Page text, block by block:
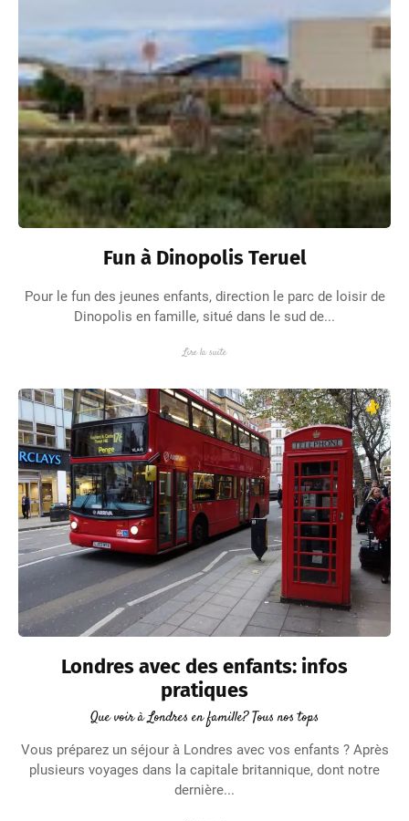
Fun à Dinopolis Teruel
Pour le fun des jeunes enfants, direction le parc de loisir de
Dinopolis en famille, situé dans le sud de...
Lire la suite
Londres avec des enfants: infos
pratiques
Que voir à Londres en famille? Tous nos tops
Vous préparez un séjour à Londres avec vos enfants ? Après
plusieurs voyages dans la capitale britannique, dont notre
dernière...